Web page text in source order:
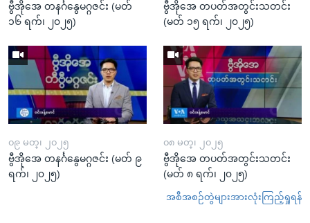
ဗွီအိုအေ တနင်္ဂနွေမဂ္ဂဇင်း (မတ်
၁၆ ရက်၊ ၂၀၂၅)
ဗွီအိုအေ တပတ်အတွင်းသတင်း
(မတ် ၁၅ ရက်၊ ၂၀၂၅)
၀၉ မတ္၊ ၂၀၂၅
ဗွီအိုအေ တနင်္ဂနွေမဂ္ဂဇင်း (မတ် ၉
ရက်၊ ၂၀၂၅)
၀၈ မတ္၊ ၂၀၂၅
ဗွီအိုအေ တပတ်အတွင်းသတင်း
(မတ် ၈ ရက်၊ ၂၀၂၅)
အစီအစဉ်တွဲများအားလုံးကြည့်ရှုရန်